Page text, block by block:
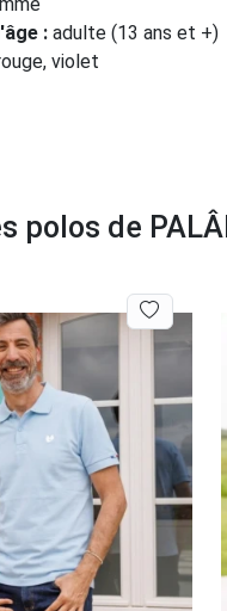
: adulte (13 ans et +)
violet
polos de